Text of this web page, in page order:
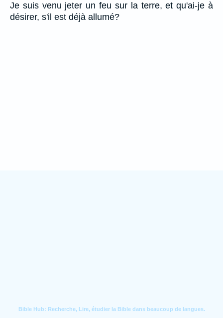
Je suis venu jeter un feu sur la terre, et qu'ai-je à
désirer, s'il est déjà allumé?